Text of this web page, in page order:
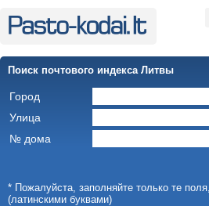
Поиск почтового индекса Литвы
Город
Улица
№ дома
* Пожалуйста, заполняйте только те
(латинскими буквами)